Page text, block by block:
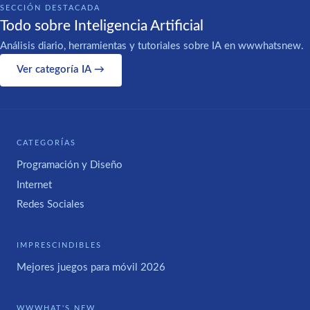
SECCIÓN DESTACADA
Todo sobre Inteligencia Artificial
Análisis diario, herramientas y tutoriales sobre IA en wwwhatsnew.
Ver categoría IA →
CATEGORÍAS
Programación y Diseño
Internet
Redes Sociales
IMPRESCINDIBLES
Mejores juegos para móvil 2026
WWWHAT'S NEW